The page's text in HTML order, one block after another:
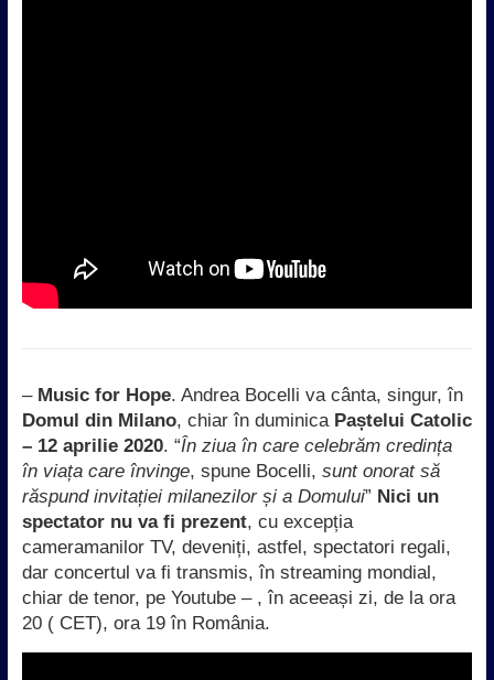
– Music for Hope. Andrea Bocelli va cânta, singur, în
Domul din Milano, chiar în duminica Paștelui Catolic
– 12 aprilie 2020. “În ziua în care celebrăm credința
în viața care învinge, spune Bocelli, sunt onorat să
răspund invitației milanezilor și a Domului” Nici un
spectator nu va fi prezent, cu excepția
cameramanilor TV, deveniți, astfel, spectatori regali,
dar concertul va fi transmis, în streaming mondial,
chiar de tenor, pe Youtube – , în aceeași zi, de la ora
20 ( CET), ora 19 în România.